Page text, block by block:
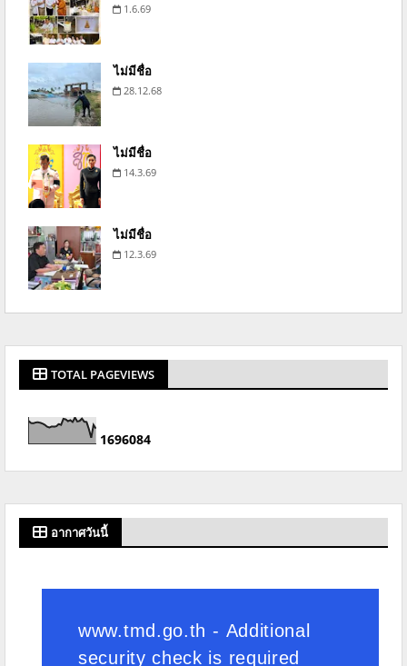
1.6.69
ไม่มีชื่อ
28.12.68
ไม่มีชื่อ
14.3.69
ไม่มีชื่อ
12.3.69
TOTAL PAGEVIEWS
1696084
อากาศวันนี้